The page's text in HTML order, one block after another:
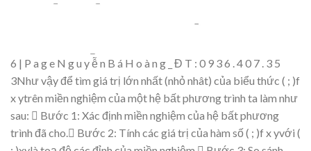
6 | P a ge N gu yễ n B á H o à n g Đ T : 0 9 36 .40 7 . 3 5
3Như vậyđể tìm giá trị lớn nhất(nhỏnhât) của biểu thức ( ; )f
xytrên miền nghiệm của một hệ bấtphương trình ta làm như
sau:  Bước 1: Xác định miền nghiệm của hệ bất phương
trình đã cho. Bước 2: Tính các giá trị của hàm số( ; )fxyvới (